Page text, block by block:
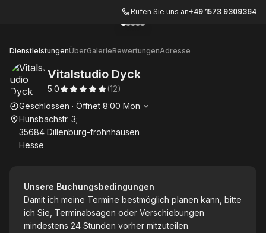
Rufen Sie uns an+49 1573 9309364
Zur Galerie gehen
Zur Galerie gehen
Zur Galerie gehen
Zur Galerie gehen
Zur Galerie gehen
DienstleistungenÜberGalerieBewertungenAdresse
Vitalstudio Dyck
5.0 (12)
Die Öffnungszeiten
Geschlossen · Öffnet 8:00 Mon
Hunsbachstr. 3;
35684 Dillenburg-frohnhausen
Hesse
Unsere Buchungsbedingungen
Damit ich meine Termine bestmöglich planen kann, bitte
ich Sie, Terminabsagen oder Verschiebungen
mindestens 24 Stunden vorher mitzuteilen.